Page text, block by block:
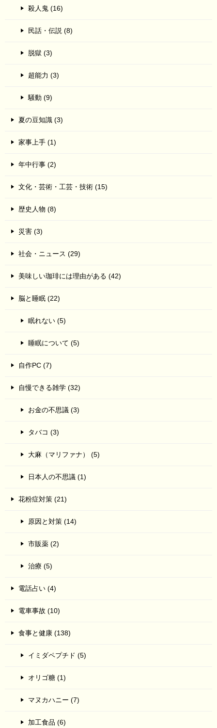
殺人鬼 (16)
民話・伝説 (8)
脱獄 (3)
超能力 (3)
騒動 (9)
夏の豆知識 (3)
家事上手 (1)
年中行事 (2)
文化・芸術・工芸・技術 (15)
歴史人物 (8)
災害 (3)
社会・ニュース (29)
美味しい珈琲には理由がある (42)
脳と睡眠 (22)
眠れない (5)
睡眠について (5)
自作PC (7)
自慢できる雑学 (32)
お金の不思議 (3)
タバコ (3)
大麻（マリファナ） (5)
日本人の不思議 (1)
花粉症対策 (21)
原因と対策 (14)
市販薬 (2)
治療 (5)
電話占い (4)
電車事故 (10)
食事と健康 (138)
イミダペプチド (5)
オリゴ糖 (1)
マヌカハニー (7)
加工食品 (6)